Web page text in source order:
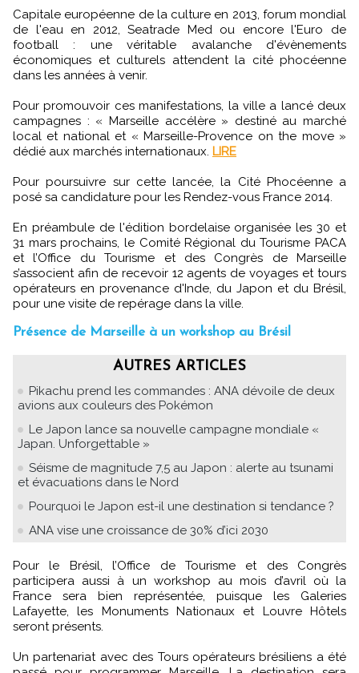
Capitale européenne de la culture en 2013, forum mondial
de l'eau en 2012, Seatrade Med ou encore l'Euro de
football : une véritable avalanche d'évènements
économiques et culturels attendent la cité phocéenne
dans les années à venir.
Pour promouvoir ces manifestations, la ville a lancé deux
campagnes : « Marseille accélère » destiné au marché
local et national et « Marseille-Provence on the move »
dédié aux marchés internationaux. LIRE
Pour poursuivre sur cette lancée, la Cité Phocéenne a
posé sa candidature pour les Rendez-vous France 2014.
En préambule de l'édition bordelaise organisée les 30 et
31 mars prochains, le Comité Régional du Tourisme PACA
et l’Office du Tourisme et des Congrès de Marseille
s’associent afin de recevoir 12 agents de voyages et tours
opérateurs en provenance d'Inde, du Japon et du Brésil,
pour une visite de repérage dans la ville.
Présence de Marseille à un workshop au Brésil
AUTRES ARTICLES
Pikachu prend les commandes : ANA dévoile de deux
avions aux couleurs des Pokémon
Le Japon lance sa nouvelle campagne mondiale «
Japan. Unforgettable »
Séisme de magnitude 7,5 au Japon : alerte au tsunami
et évacuations dans le Nord
Pourquoi le Japon est-il une destination si tendance ?
ANA vise une croissance de 30% d’ici 2030
Pour le Brésil, l’Office de Tourisme et des Congrès
participera aussi à un workshop au mois d’avril où la
France sera bien représentée, puisque les Galeries
Lafayette, les Monuments Nationaux et Louvre Hôtels
seront présents.
Un partenariat avec des Tours opérateurs brésiliens a été